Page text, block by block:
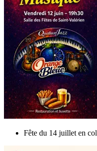
Fête du 14 juillet en